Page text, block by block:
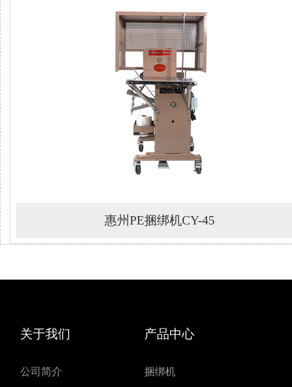
惠州PE捆绑机CY-45
关于我们
公司简介
产品中心
捆绑机